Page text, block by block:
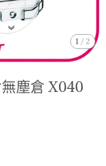
1 /2
塵倉 X040